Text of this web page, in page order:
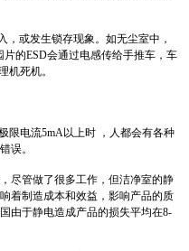
或发生锁存现象。如无尘室中，
的ESD会通过电感传给手推车，车
机死机。
电流5mA以上时 ，人都会有各种
误。
管做了很多工作，但洁净室的静
着制造成本和效益，影响产品的质
由于静电造成产品的损失平均在8-